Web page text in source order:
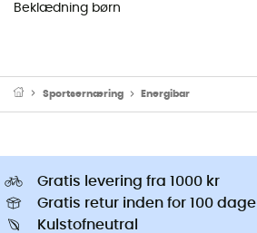
Beklædning børn
Sportsernæring Energibar
Gratis levering fra 1000 kr
Gratis retur inden for 100 dage
Kulstofneutral